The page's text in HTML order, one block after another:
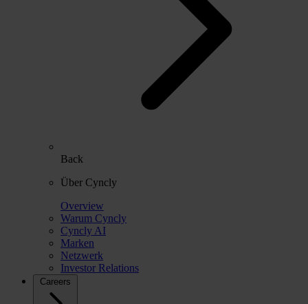
Back
Über Cyncly
Overview
Warum Cyncly
Cyncly AI
Marken
Netzwerk
Investor Relations
Careers